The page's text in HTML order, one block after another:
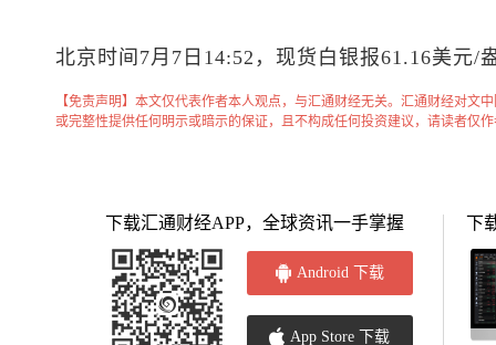
北京时间7月7日14:52， 现货白银报61.16美元/
【免责声明】本文仅代表作者本人观点，与汇通财经无关。汇通财经对文
或完整性提供任何明示或暗示的保证，且不构成任何投资建议，请读者仅
下载汇通财经APP，全球资讯一手掌握
Android 下载
App Store 下载
下